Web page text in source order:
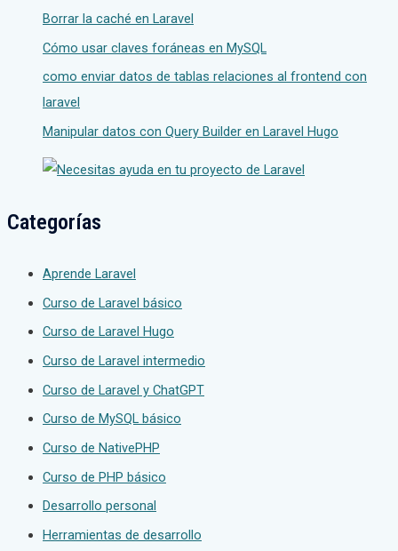
Borrar la caché en Laravel
Cómo usar claves foráneas en MySQL
como enviar datos de tablas relaciones al frontend con
laravel
Manipular datos con Query Builder en Laravel Hugo
Categorías
Aprende Laravel
Curso de Laravel básico
Curso de Laravel Hugo
Curso de Laravel intermedio
Curso de Laravel y ChatGPT
Curso de MySQL básico
Curso de NativePHP
Curso de PHP básico
Desarrollo personal
Herramientas de desarrollo